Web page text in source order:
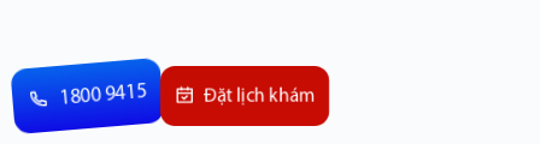
1800 9415 Đặt lịch khám